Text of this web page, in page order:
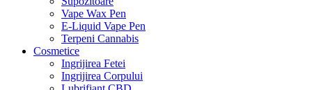
Vape Wax Pen
E-Liquid Vape Pen
Terpeni Cannabis
Cosmetice
Ingrijirea Fetei
Ingrijirea Corpului